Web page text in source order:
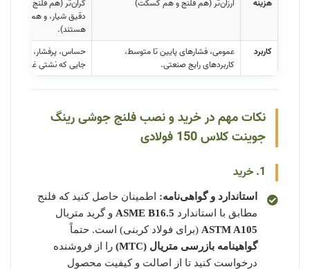
هزینه
ارزان‌تر (هم فلنج و هم گسکت)
گران‌تر (هم فلنج به دلیل
دقیق شیار، و هم
هستند).
کاربرد
عمومی، فشارهای پایین تا متوسط،
کاربردهای رایج صنعتی.
حساس، پرفشار، دمای
جایی که نشتی غیرقابل
نکات مهم در خرید و نصب فلنج جوشی رینگ
جوینت کلاس 150 فولادی
1. خرید
استاندارد و گواهی‌نامه: اطمینان حاصل کنید که فلنج
مطابق با استاندارد ASME B16.5 و گرید متریال
ASTM A105 (برای فولاد کربنی) است. حتماً
گواهینامه بازرسی متریال (MTC)
را از فروشنده
درخواست کنید تا از اصالت و کیفیت محصول